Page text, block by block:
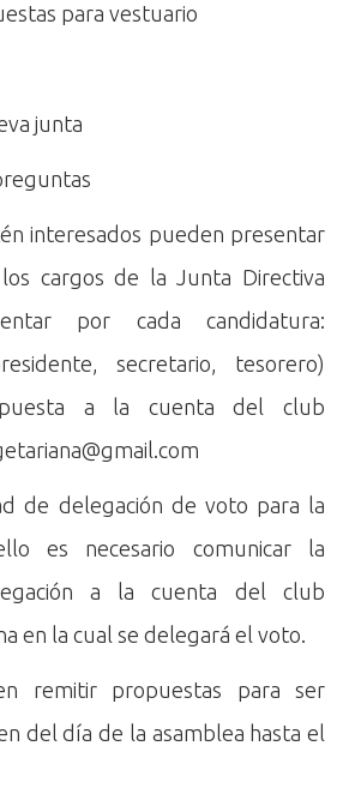
para vestuario
junta
interesados pueden presentar
cargos de la Junta Directiva
por cada candidatura:
secretario, tesorero)
a la cuenta del club
de delegación de voto para la
es necesario comunicar la
a la cuenta del club
en la cual se delegará el voto.
remitir propuestas para ser
del día de la asamblea hasta el